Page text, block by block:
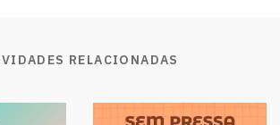
RELACIONADAS